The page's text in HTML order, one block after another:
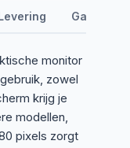
Garantie
monitor
zowel
krijg je
modellen,
pixels zorgt